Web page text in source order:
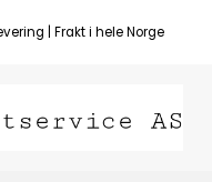
| Frakt i hele Norge